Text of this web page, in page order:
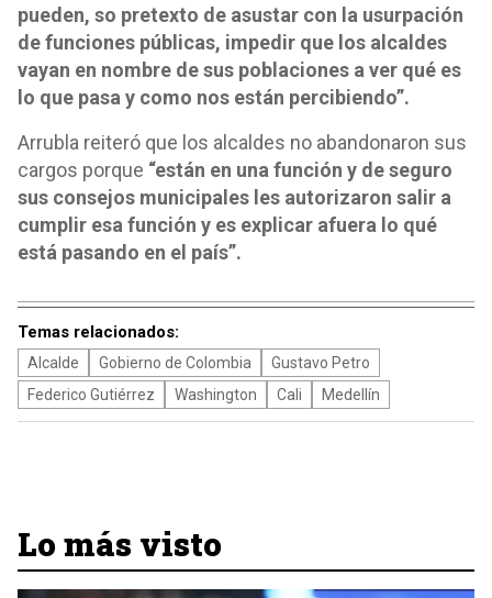
pueden, so pretexto de asustar con la usurpación
de funciones públicas, impedir que los alcaldes
vayan en nombre de sus poblaciones a ver qué es
lo que pasa y como nos están percibiendo”.
Arrubla reiteró que los alcaldes no abandonaron sus
cargos porque “están en una función y de seguro
sus consejos municipales les autorizaron salir a
cumplir esa función y es explicar afuera lo qué
está pasando en el país”.
Temas relacionados:
Alcalde Gobierno de Colombia
Gustavo Petro
Federico Gutiérrez
Washington Cali Medellín
Lo más visto